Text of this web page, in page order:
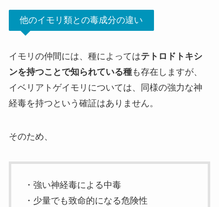
他のイモリ類との毒成分の違い
イモリの仲間には、種によってはテトロドトキシ
ンを持つことで知られている種も存在しますが、
イベリアトゲイモリについては、同様の強力な神
経毒を持つという確証はありません。
そのため、
・強い神経毒による中毒
・少量でも致命的になる危険性